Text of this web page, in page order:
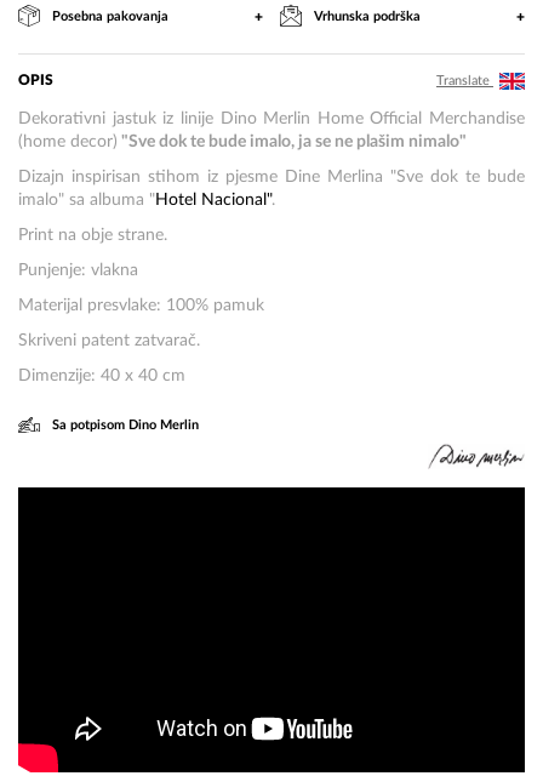
Posebna pakovanja + Vrhunska podrška +
OPIS Translate
Dekorativni jastuk iz linije Dino Merlin Home Official Merchandise
(home decor) "Sve dok te bude imalo, ja se ne plašim nimalo"
Dizajn inspirisan stihom iz pjesme Dine Merlina "Sve dok te bude
imalo" sa albuma "Hotel Nacional".
Print na obje strane.
Punjenje: vlakna
Materijal presvlake: 100% pamuk
Skriveni patent zatvarač.
Dimenzije: 40 x 40 cm
Sa potpisom Dino Merlin